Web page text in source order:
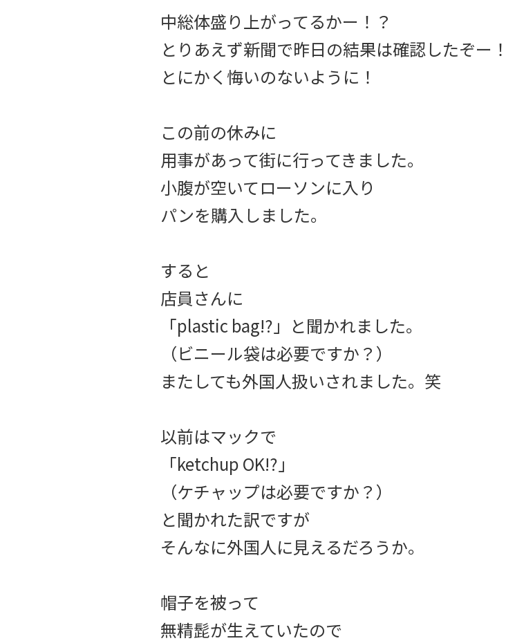
中総体盛り上がってるかー！？
とりあえず新聞で昨日の結果は確認したぞー！
とにかく悔いのないように！
この前の休みに
用事があって街に行ってきました。
小腹が空いてローソンに入り
パンを購入しました。
すると
店員さんに
「plastic bag!?」と聞かれました。
（ビニール袋は必要ですか？）
またしても外国人扱いされました。笑
以前はマックで
「ketchup OK!?」
（ケチャップは必要ですか？）
と聞かれた訳ですが
そんなに外国人に見えるだろうか。
帽子を被って
無精髭が生えていたので